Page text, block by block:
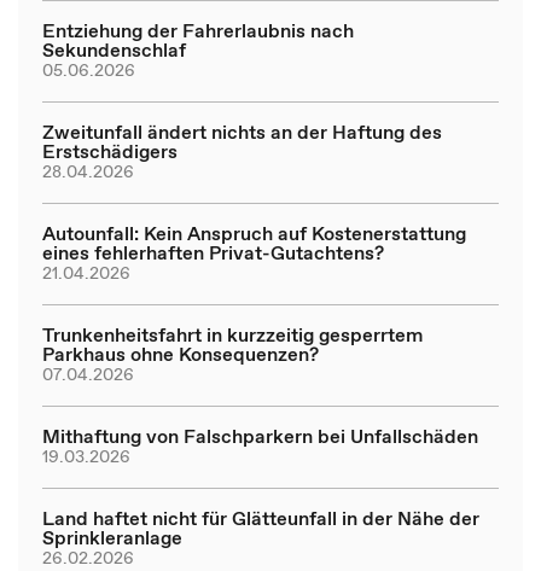
Entziehung der Fahrerlaubnis nach
Sekundenschlaf
05.06.2026
Zweitunfall ändert nichts an der Haftung des
Erstschädigers
28.04.2026
Autounfall: Kein Anspruch auf Kostenerstattung
eines fehlerhaften Privat-Gutachtens?
21.04.2026
Trunkenheitsfahrt in kurzzeitig gesperrtem
Parkhaus ohne Konsequenzen?
07.04.2026
Mithaftung von Falschparkern bei Unfallschäden
19.03.2026
Land haftet nicht für Glätteunfall in der Nähe der
Sprinkleranlage
26.02.2026